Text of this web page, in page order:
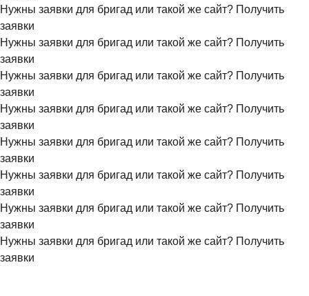
Нужны заявки для бригад или такой же сайт? Получить
заявки
Нужны заявки для бригад или такой же сайт? Получить
заявки
Нужны заявки для бригад или такой же сайт? Получить
заявки
Нужны заявки для бригад или такой же сайт? Получить
заявки
Нужны заявки для бригад или такой же сайт? Получить
заявки
Нужны заявки для бригад или такой же сайт? Получить
заявки
Нужны заявки для бригад или такой же сайт? Получить
заявки
Нужны заявки для бригад или такой же сайт? Получить
заявки